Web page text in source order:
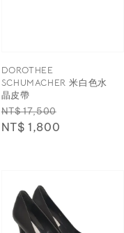
DOROTHEE
SCHUMACHER 米白色水
晶皮帶
Regular
price
NT$ 17,500
NT$ 1,800